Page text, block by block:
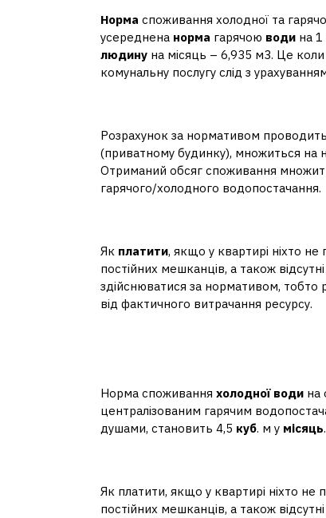
Норма споживання холодної та
усереднена норма гарячою води на 1
людину на місяць – 6,935 м3. Це
комунальну послугу слід з
Розрахунок за нормативом
(приватному будинку), множиться на
Отриманий обсяг споживання
гарячого/холодного водопостачання.
Як платити, якщо у квартирі ніхто не
постійних мешканців, а також
здійснюватися за нормативом, тобто
від фактичного витрачання ресурсу.
Норма споживання холодної води на
централізованим гарячим
душами, становить 4,5 куб. м у місяць.
Як платити, якщо у квартирі ніхто не
постійних мешканців, а також